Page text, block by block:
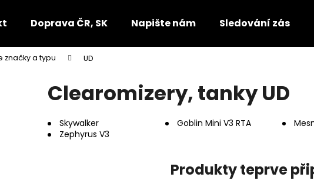
Doprava ČR, SK Napište nám Sledování zásilek
značky a typu UD
Clearomizery, tanky UD
Skywalker Goblin Mini V3 RTA
Zephyrus V3
Produkty teprve
Co potřebujete najít?
HLEDAT
Doporučujeme